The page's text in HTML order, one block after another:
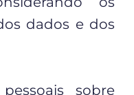
dados e dos
sobre